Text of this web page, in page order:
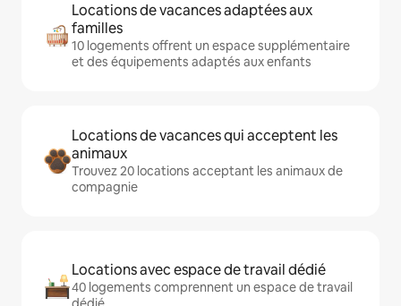
Locations de vacances adaptées aux
familles
10 logements offrent un espace supplémentaire
et des équipements adaptés aux enfants
Locations de vacances qui acceptent les
animaux
Trouvez 20 locations acceptant les animaux de
compagnie
Locations avec espace de travail dédié
40 logements comprennent un espace de travail